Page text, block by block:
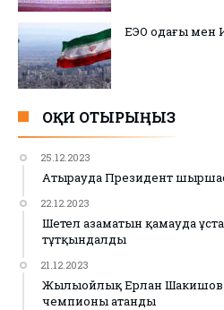
ЕЭО одағы мен
ОҚИ ОТЫРЫҢЫЗ
25.12.2023
Атырауда Президент
22.12.2023
Шетел азаматын қамауда
тұтқындалды
21.12.2023
Жылыойлық Ерлан Шакишов
чемпионы атанды